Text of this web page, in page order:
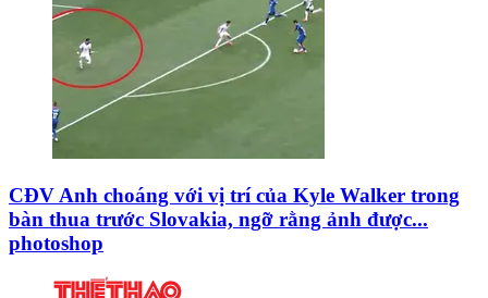
CĐV Anh choáng với vị trí của Kyle Walker trong
bàn thua trước Slovakia, ngỡ rằng ảnh được...
photoshop